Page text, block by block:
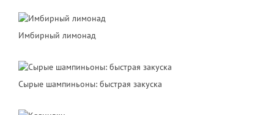
Имбирный лимонад
Сырые шампиньоны: быстрая закуска